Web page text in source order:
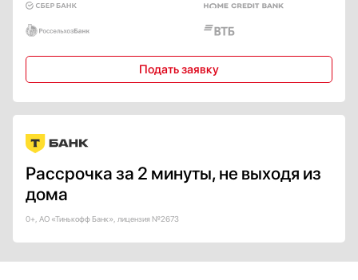
Подать заявку
Рассрочка за 2 минуты, не выходя из
дома
0+, АО «Тинькофф Банк», лицензия №2673